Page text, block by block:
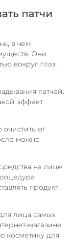
патчи
в чем
Они
вокруг глаз,
патчей.
эффект
от
можно
на лице
продукт
лица самых
магазине.
косметику для